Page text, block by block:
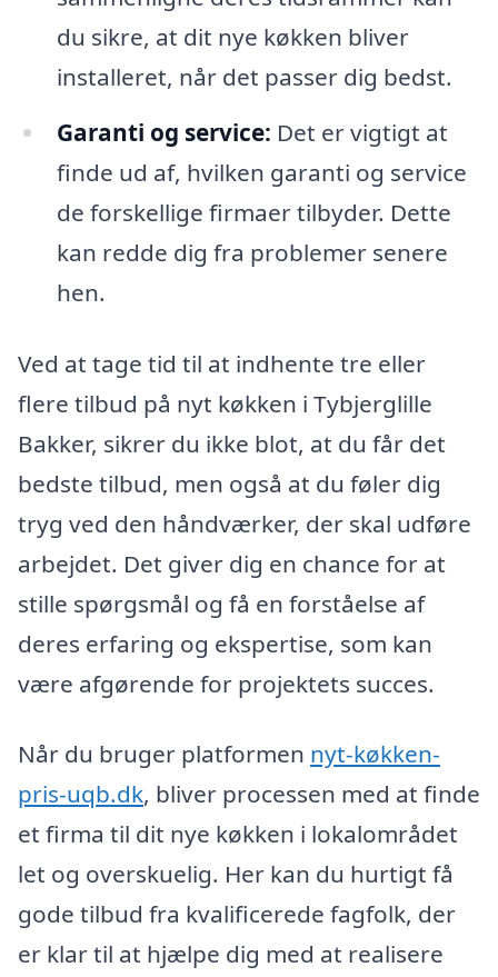
du sikre, at dit nye køkken bliver
installeret, når det passer dig bedst.
Garanti og service: Det er vigtigt at
finde ud af, hvilken garanti og service
de forskellige firmaer tilbyder. Dette
kan redde dig fra problemer senere
hen.
Ved at tage tid til at indhente tre eller
flere tilbud på nyt køkken i Tybjerglille
Bakker, sikrer du ikke blot, at du får det
bedste tilbud, men også at du føler dig
tryg ved den håndværker, der skal udføre
arbejdet. Det giver dig en chance for at
stille spørgsmål og få en forståelse af
deres erfaring og ekspertise, som kan
være afgørende for projektets succes.
Når du bruger platformen nyt-køkken-
pris-uqb.dk, bliver processen med at finde
et firma til dit nye køkken i lokalområdet
let og overskuelig. Her kan du hurtigt få
gode tilbud fra kvalificerede fagfolk, der
er klar til at hjælpe dig med at realisere